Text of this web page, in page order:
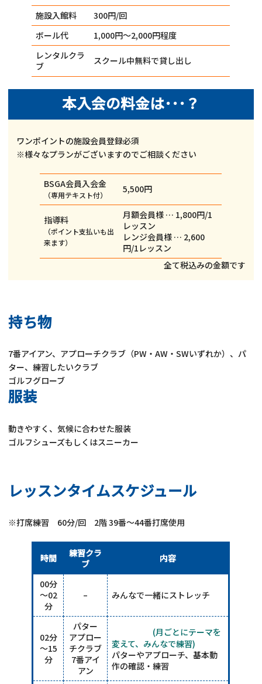
施設入館料
300円/回
ボール代
1,000円～2,000円程度
レンタルクラ
ブ
スクール中無料で貸し出し
本入会の料金は･･･？
ワンポイントの施設会員登録必須
※様々なプランがございますのでご相談ください
BSGA会員入会金
（専用テキスト付）
5,500円
指導料
（ポイント支払いも出
来ます）
月額会員様 … 1,800円/1
レッスン
レンジ会員様 … 2,600
円/1レッスン
全て税込みの金額です
持ち物
7番アイアン、アプローチクラブ（PW・AW・SWいずれか）、パ
ター、練習したいクラブ
ゴルフグローブ
服装
動きやすく、気候に合わせた服装
ゴルフシューズもしくはスニーカー
レッスンタイムスケジュール
※打席練習 60分/回 2階 39番～44番打席使用
時間
練習クラ
ブ
内容
00分
～02
分
– みんなで一緒にストレッチ
02分
～15
分
パター
アプロー
チクラブ
7番アイ
アン
(月ごとにテーマを
変えて、みんなで練習)
パターやアプローチ、基本動
作の確認・練習